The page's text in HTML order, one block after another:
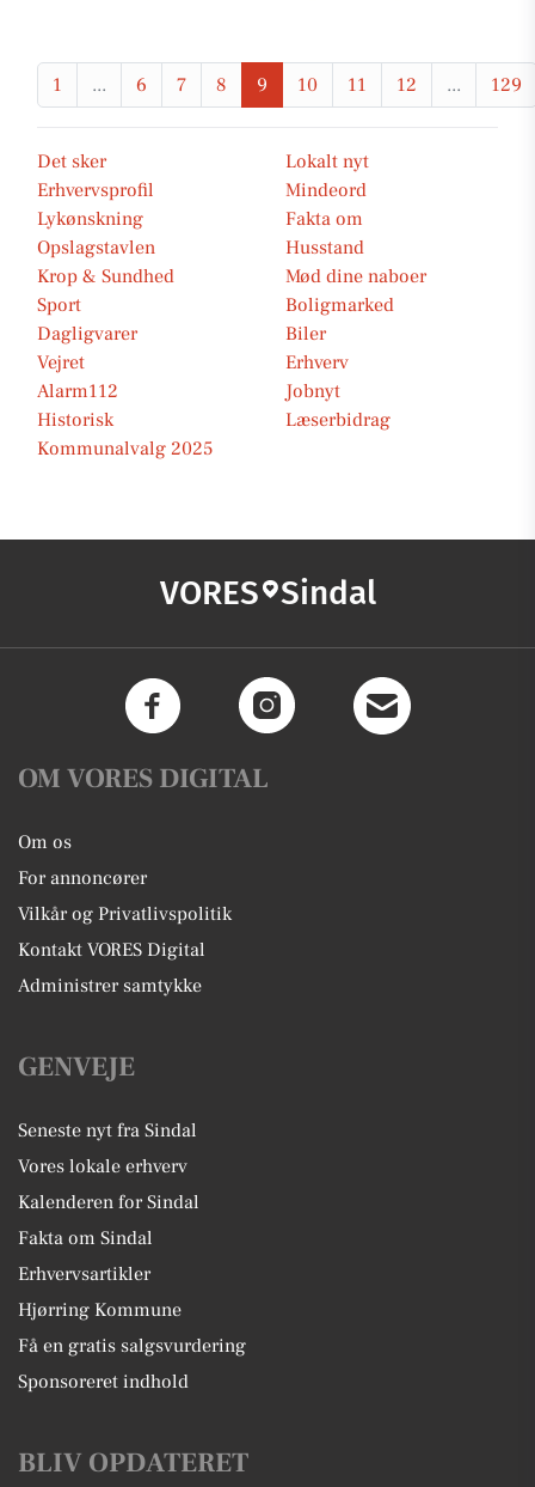
1 ... 6 7 8 9 10 11 12 ... 129
Det sker
Lokalt nyt
Erhvervsprofil
Mindeord
Lykønskning
Fakta om
Opslagstavlen
Husstand
Krop & Sundhed
Mød dine naboer
Sport
Boligmarked
Dagligvarer
Biler
Vejret
Erhverv
Alarm112
Jobnyt
Historisk
Læserbidrag
Kommunalvalg 2025
VORES Sindal
OM VORES DIGITAL
Om os
For annoncører
Vilkår og Privatlivspolitik
Kontakt VORES Digital
Administrer samtykke
GENVEJE
Seneste nyt fra Sindal
Vores lokale erhverv
Kalenderen for Sindal
Fakta om Sindal
Erhvervsartikler
Hjørring Kommune
Få en gratis salgsvurdering
Sponsoreret indhold
BLIV OPDATERET